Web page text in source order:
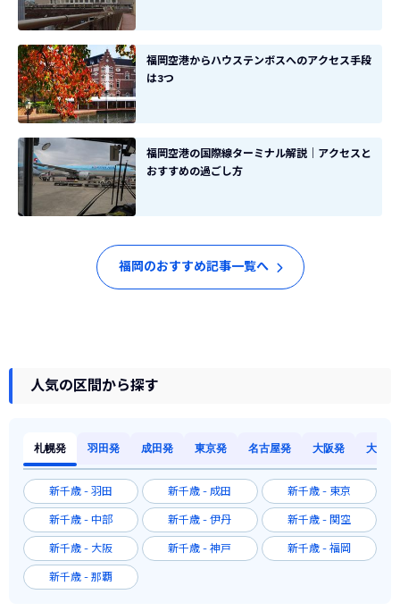
福岡空港からハウステンボスへのアクセス手段
は3つ
福岡空港の国際線ターミナル解説｜アクセスと
おすすめの過ごし方
福岡のおすすめ記事一覧へ
人気の区間から探す
札幌発 羽田発 成田発 東京発 名古屋発 大阪発 大阪発
新千歳 - 羽田 新千歳 - 成田 新千歳 - 東京
新千歳 - 中部 新千歳 - 伊丹 新千歳 - 関空
新千歳 - 大阪 新千歳 - 神戸 新千歳 - 福岡
新千歳 - 那覇